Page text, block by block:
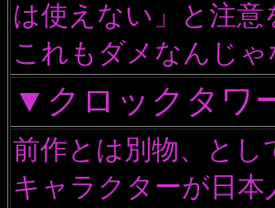
は使えない」と注
これもダメなんじ
▼クロックタワ
前作とは別物、と
キャラクターが日